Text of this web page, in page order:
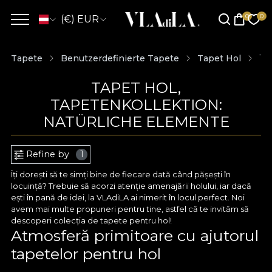
(€) EUR
Tapete Benutzerdefinierte Tapete Tapet Hol
TAPET HOL,
TAPETENKOLLEKTION:
NATÜRLICHE ELEMENTE
Refine by 1
Îți dorești să te simți bine de fiecare dată când pășești în
locuință? Trebuie să acorzi atenție amenajării holului, iar dacă
ești în pană de idei, la VLAdiLA ai nimerit în locul perfect. Noi
avem mai multe propuneri pentru tine, astfel că te invităm să
descoperi colecția de tapete pentru hol!
Atmosferă primitoare cu ajutorul
tapetelor pentru hol